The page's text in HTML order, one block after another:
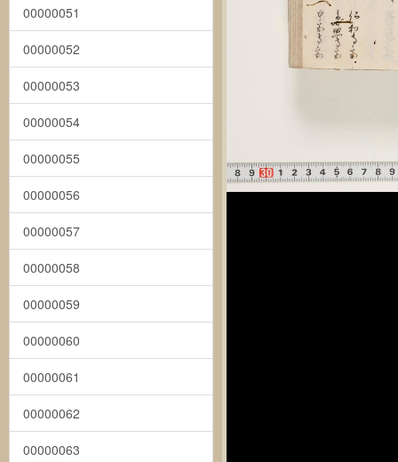
00000051
00000052
00000053
00000054
00000055
00000056
00000057
00000058
00000059
00000060
00000061
00000062
00000063